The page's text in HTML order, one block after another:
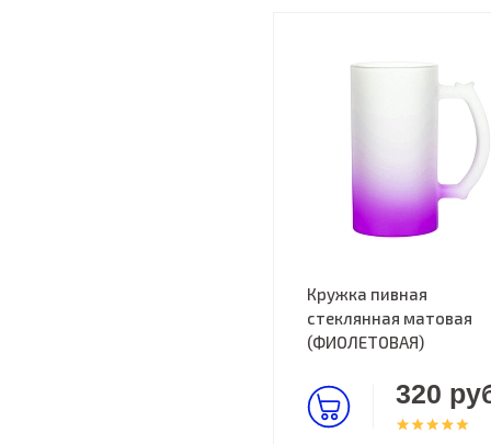
Кружка пивная
стеклянная матовая
(ФИОЛЕТОВАЯ)
320